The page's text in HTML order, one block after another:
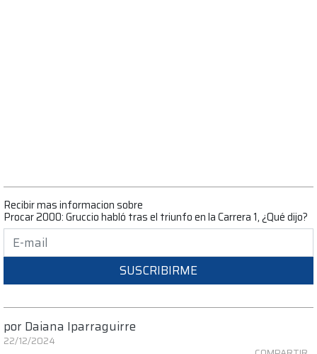
Recibir mas informacion sobre
Procar 2000: Gruccio habló tras el triunfo en la Carrera 1, ¿Qué dijo?
SUSCRIBIRME
por Daiana Iparraguirre
22/12/2024